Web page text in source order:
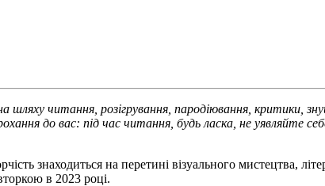
читання, розігрування, пародіювання, критики,
до вас: під час читання, будь ласка, не уявляйте
знаходиться на перетині візуального мистецтва,
в 2023 році.